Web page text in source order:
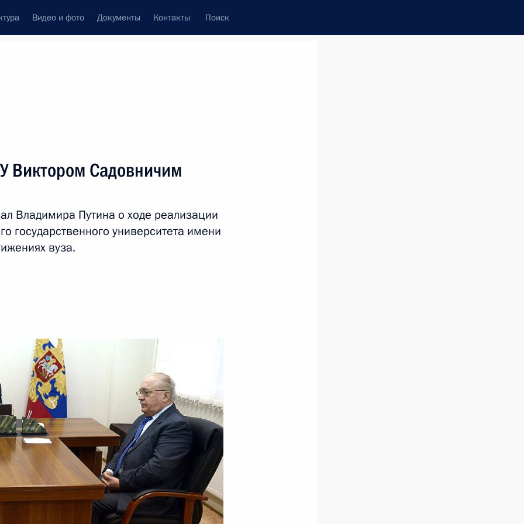
Видео и фото Документы Контакты Поиск
следующие материалы
стипендий Президента
по специальностям,
развития
Фестиваля студенческого
Виктором Садовничим
Владимира Путина о ходе реализации
государственного университета имени
вуза.